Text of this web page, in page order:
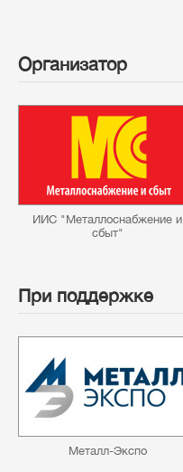
Организатор
ИИС "Металлоснабжение и
сбыт"
При поддержке
Металл-Экспо